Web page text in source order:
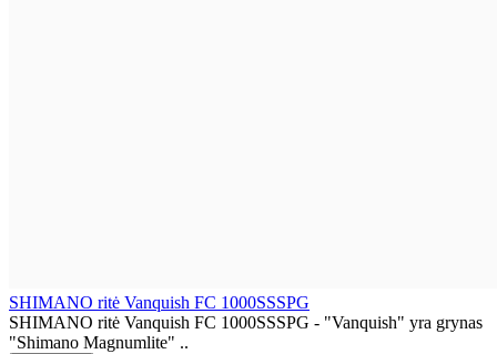
SHIMANO ritė Vanquish FC 1000SSSPG
SHIMANO ritė Vanquish FC 1000SSSPG - "Vanquish" yra grynas
"Shimano Magnumlite" ..